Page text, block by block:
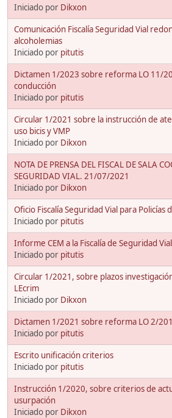
Iniciado por Dikxon
Comunicación Fiscalía Seguridad Vial
alcoholemias
Iniciado por pitutis
Dictamen 1/2023 sobre reforma LO 11/
conducción
Iniciado por pitutis
Circular 1/2021 sobre la instrucción de
uso bicis y VMP
Iniciado por Dikxon
NOTA DE PRENSA DEL FISCAL DE SALA
SEGURIDAD VIAL. 21/07/2021
Iniciado por Dikxon
Oficio Fiscalía Seguridad Vial para
Iniciado por pitutis
Informe CEM a la Fiscalía de Seguridad Vial
Iniciado por pitutis
Circular 1/2021, sobre plazos
LEcrim
Iniciado por Dikxon
Dictamen 1/2021 sobre reforma LO 2/
Iniciado por pitutis
Escrito unificación criterios
Iniciado por pitutis
Instrucción 1/2020, sobre criterios de
usurpación
Iniciado por Dikxon